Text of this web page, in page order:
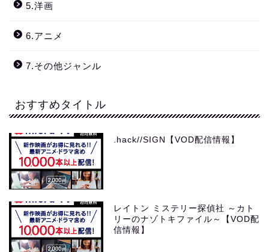
5.洋画
6.アニメ
7.その他ジャンル
おすすめタイトル
.hack//SIGN【VOD配信情報】
レイトン ミステリー探偵社 ～カト
リーのナゾトキファイル～【VOD配
信情報】